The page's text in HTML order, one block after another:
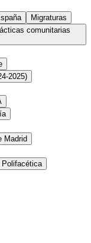
Migraturas
comunitarias
2025)
Madrid
Polifacética